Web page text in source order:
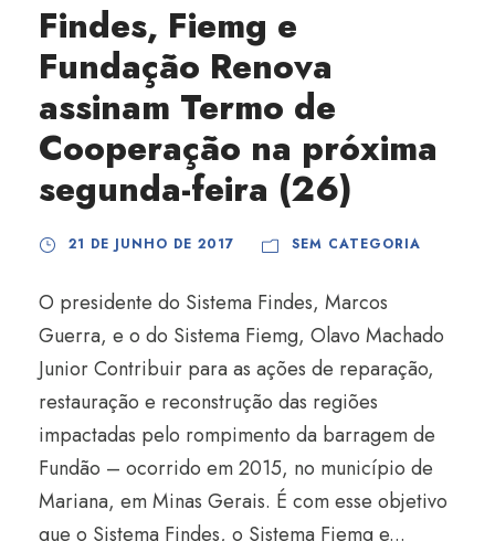
Findes, Fiemg e
Fundação Renova
assinam Termo de
Cooperação na próxima
segunda-feira (26)
21 DE JUNHO DE 2017 SEM CATEGORIA
O presidente do Sistema Findes, Marcos
Guerra, e o do Sistema Fiemg, Olavo Machado
Junior Contribuir para as ações de reparação,
restauração e reconstrução das regiões
impactadas pelo rompimento da barragem de
Fundão – ocorrido em 2015, no município de
Mariana, em Minas Gerais. É com esse objetivo
que o Sistema Findes, o Sistema Fiemg e...